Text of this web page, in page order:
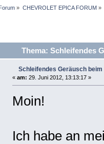
» CHEVROLET EPICA FORUM»
Thema: Schleifendes
Schleifendes Geräusch beim
« am: 29. Juni 2012, 13:13:17 »
Moin!
Ich habe an